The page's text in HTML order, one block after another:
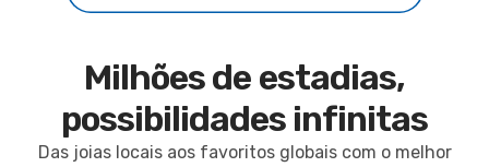
Milhões de estadias,
possibilidades infinitas
Das joias locais aos favoritos globais com o melhor